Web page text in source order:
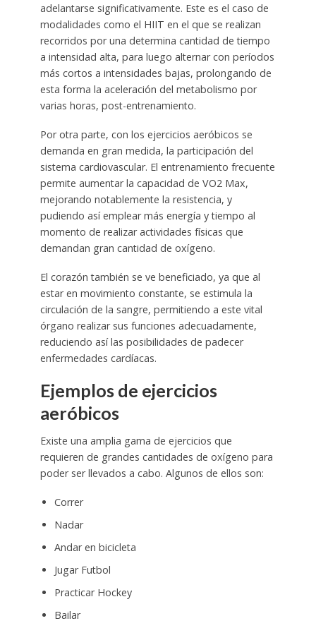
adelantarse significativamente. Este es el caso de
modalidades como el HIIT en el que se realizan
recorridos por una determina cantidad de tiempo
a intensidad alta, para luego alternar con períodos
más cortos a intensidades bajas, prolongando de
esta forma la aceleración del metabolismo por
varias horas, post-entrenamiento.
Por otra parte, con los ejercicios aeróbicos se
demanda en gran medida, la participación del
sistema cardiovascular. El entrenamiento frecuente
permite aumentar la capacidad de VO2 Max,
mejorando notablemente la resistencia, y
pudiendo así emplear más energía y tiempo al
momento de realizar actividades físicas que
demandan gran cantidad de oxígeno.
El corazón también se ve beneficiado, ya que al
estar en movimiento constante, se estimula la
circulación de la sangre, permitiendo a este vital
órgano realizar sus funciones adecuadamente,
reduciendo así las posibilidades de padecer
enfermedades cardíacas.
Ejemplos de ejercicios
aeróbicos
Existe una amplia gama de ejercicios que
requieren de grandes cantidades de oxígeno para
poder ser llevados a cabo. Algunos de ellos son:
Correr
Nadar
Andar en bicicleta
Jugar Futbol
Practicar Hockey
Bailar